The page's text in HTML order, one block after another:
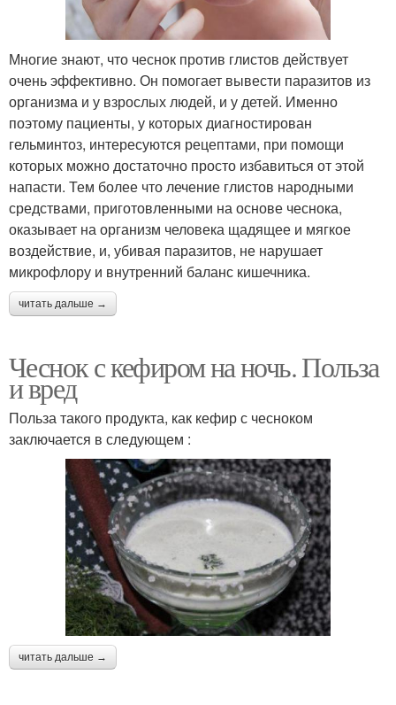
Многие знают, что чеснок против глистов действует
очень эффективно. Он помогает вывести паразитов из
организма и у взрослых людей, и у детей. Именно
поэтому пациенты, у которых диагностирован
гельминтоз, интересуются рецептами, при помощи
которых можно достаточно просто избавиться от этой
напасти. Тем более что лечение глистов народными
средствами, приготовленными на основе чеснока,
оказывает на организм человека щадящее и мягкое
воздействие, и, убивая паразитов, не нарушает
микрофлору и внутренний баланс кишечника.
читать дальше →
Чеснок с кефиром на ночь. Польза
и вред
Польза такого продукта, как кефир с чесноком
заключается в следующем :
читать дальше →